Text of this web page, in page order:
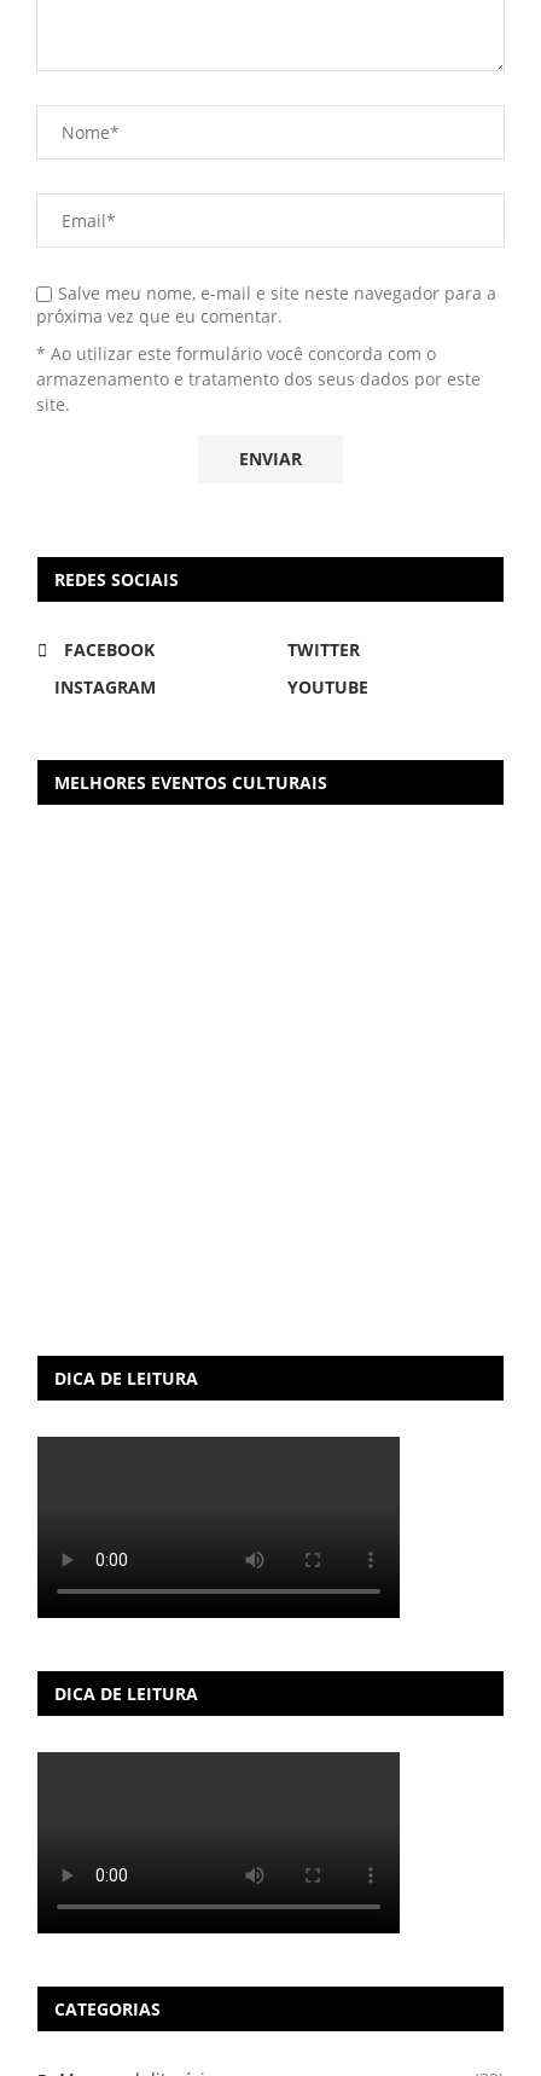
Salve meu nome, e-mail e site neste navegador para a
próxima vez que eu comentar.
* Ao utilizar este formulário você concorda com o
armazenamento e tratamento dos seus dados por este
site.
REDES SOCIAIS
FACEBOOK
TWITTER
INSTAGRAM
YOUTUBE
MELHORES EVENTOS CULTURAIS
DICA DE LEITURA
DICA DE LEITURA
CATEGORIAS